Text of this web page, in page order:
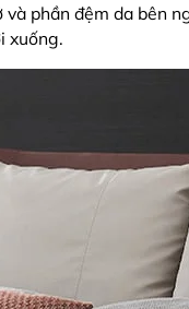
phần đệm da bên
xuống.